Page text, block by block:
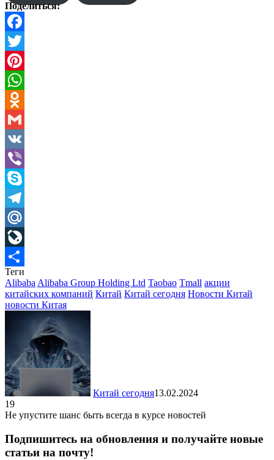
Поделиться:
Facebook
Twitter
Pinterest
WhatsApp
Odnoklassniki
Gmail
VK
Viber
Skype
Telegram
Mail.Ru
LiveJournal
Отправить
Теги
Alibaba Alibaba Group Holding Ltd Taobao Tmall акции
китайских компаний Китай Китай сегодня Новости Китай
новости Китая
Китай сегодня13.02.2024
19
Не упустите шанс быть всегда в курсе новостей
Подпишитесь на обновления и получайте новые
статьи на почту!